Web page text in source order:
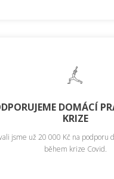
DOMÁCÍ
KRIZE
jsme už 20 000 Kč na podporu
během krize Covid.